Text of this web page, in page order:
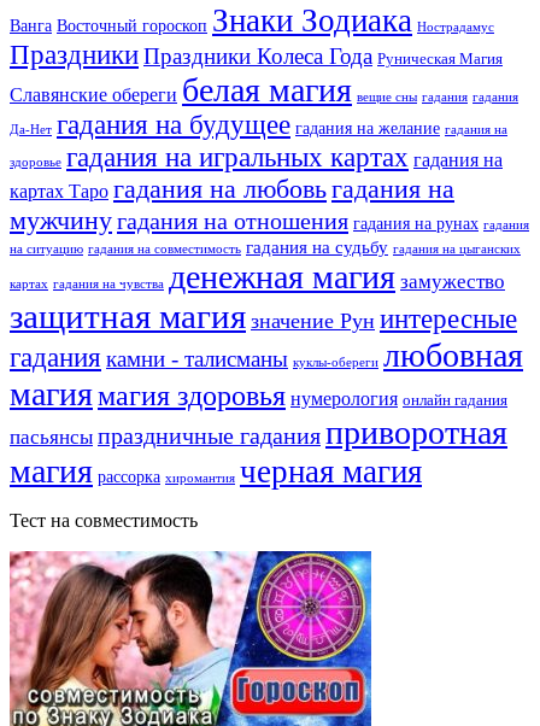
Ванга Восточный гороскоп Знаки Зодиака Нострадамус
ПраздникиПраздники Колеса Года Руническая Магия
Славянские обереги белая магия вещие сны гадания гадания
Да-Нет гадания на будущее гадания на желание гадания на
здоровье гадания на игральных картах гадания на
картах Таро гадания на любовьгадания на
мужчинугадания на отношения гадания на рунах гадания
на ситуацию гадания на совместимость гадания на судьбу гадания на цыганских
картах гадания на чувства денежная магия замужество
защитная магия значение Рун интересные
гадания камни - талисманы куклы-обереги любовная
магиямагия здоровья нумерология онлайн гадания
пасьянсы праздничные гаданияприворотная
магия рассорка хиромантия черная магия
Тест на совместимость